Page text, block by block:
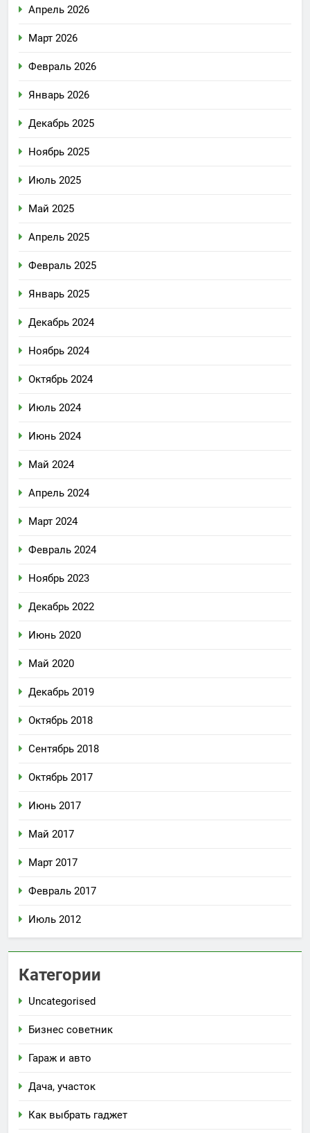
Апрель 2026
Март 2026
Февраль 2026
Январь 2026
Декабрь 2025
Ноябрь 2025
Июль 2025
Май 2025
Апрель 2025
Февраль 2025
Январь 2025
Декабрь 2024
Ноябрь 2024
Октябрь 2024
Июль 2024
Июнь 2024
Май 2024
Апрель 2024
Март 2024
Февраль 2024
Ноябрь 2023
Декабрь 2022
Июнь 2020
Май 2020
Декабрь 2019
Октябрь 2018
Сентябрь 2018
Октябрь 2017
Июнь 2017
Май 2017
Март 2017
Февраль 2017
Июль 2012
Категории
Uncategorised
Бизнес советник
Гараж и авто
Дача, участок
Как выбрать гаджет